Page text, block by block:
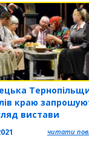
краю
вистави
читати